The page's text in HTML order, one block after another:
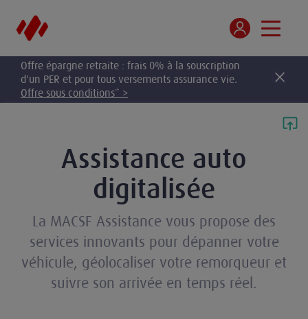
Offre épargne retraite : frais 0% à la souscription
d'un PER et pour tous versements assurance vie.
Offre sous conditions* >
Assistance auto
digitalisée
La MACSF Assistance vous propose des
services innovants pour dépanner votre
véhicule, géolocaliser votre remorqueur et
suivre son arrivée en temps réel.